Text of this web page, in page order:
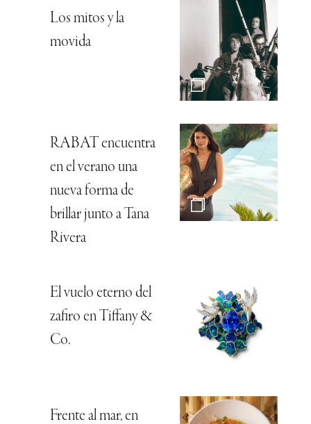
Los mitos y la
movida
RABAT encuentra
en el verano una
nueva forma de
brillar junto a Tana
Rivera
El vuelo eterno del
zafiro en Tiffany &
Co.
Frente al mar, en